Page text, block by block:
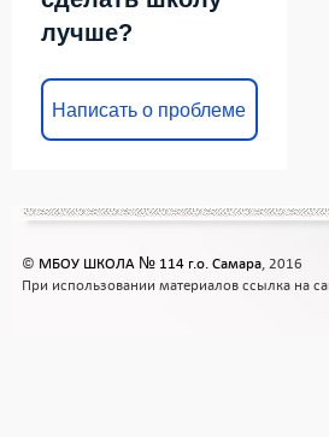
лучше?
Написать о проблеме
© МБОУ ШКОЛА № 114 г.о. Самара, 2016
При использовании материалов ссылка на